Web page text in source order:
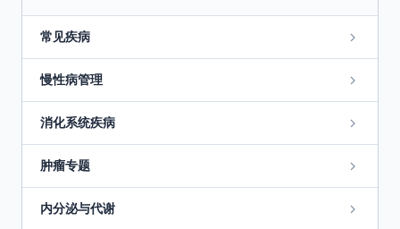
常见疾病
慢性病管理
消化系统疾病
肿瘤专题
内分泌与代谢